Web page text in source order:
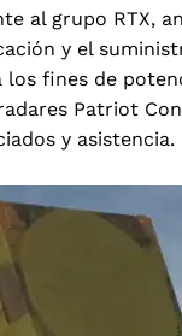
al grupo RTX,
y el
los fines de
Patriot
y asistencia.